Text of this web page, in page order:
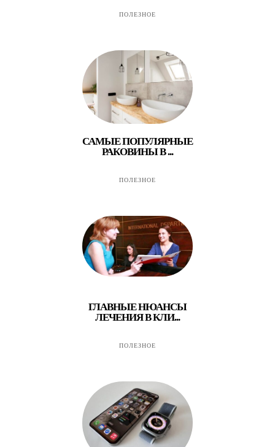
ПОЛЕЗНОЕ
САМЫЕ ПОПУЛЯРНЫЕ
РАКОВИНЫ В ...
ПОЛЕЗНОЕ
ГЛАВНЫЕ НЮАНСЫ
ЛЕЧЕНИЯ В КЛИ...
ПОЛЕЗНОЕ